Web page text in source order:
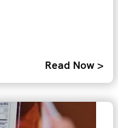
Read Now >